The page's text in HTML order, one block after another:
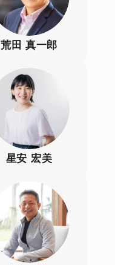
荒田 真一郎
星安 宏美